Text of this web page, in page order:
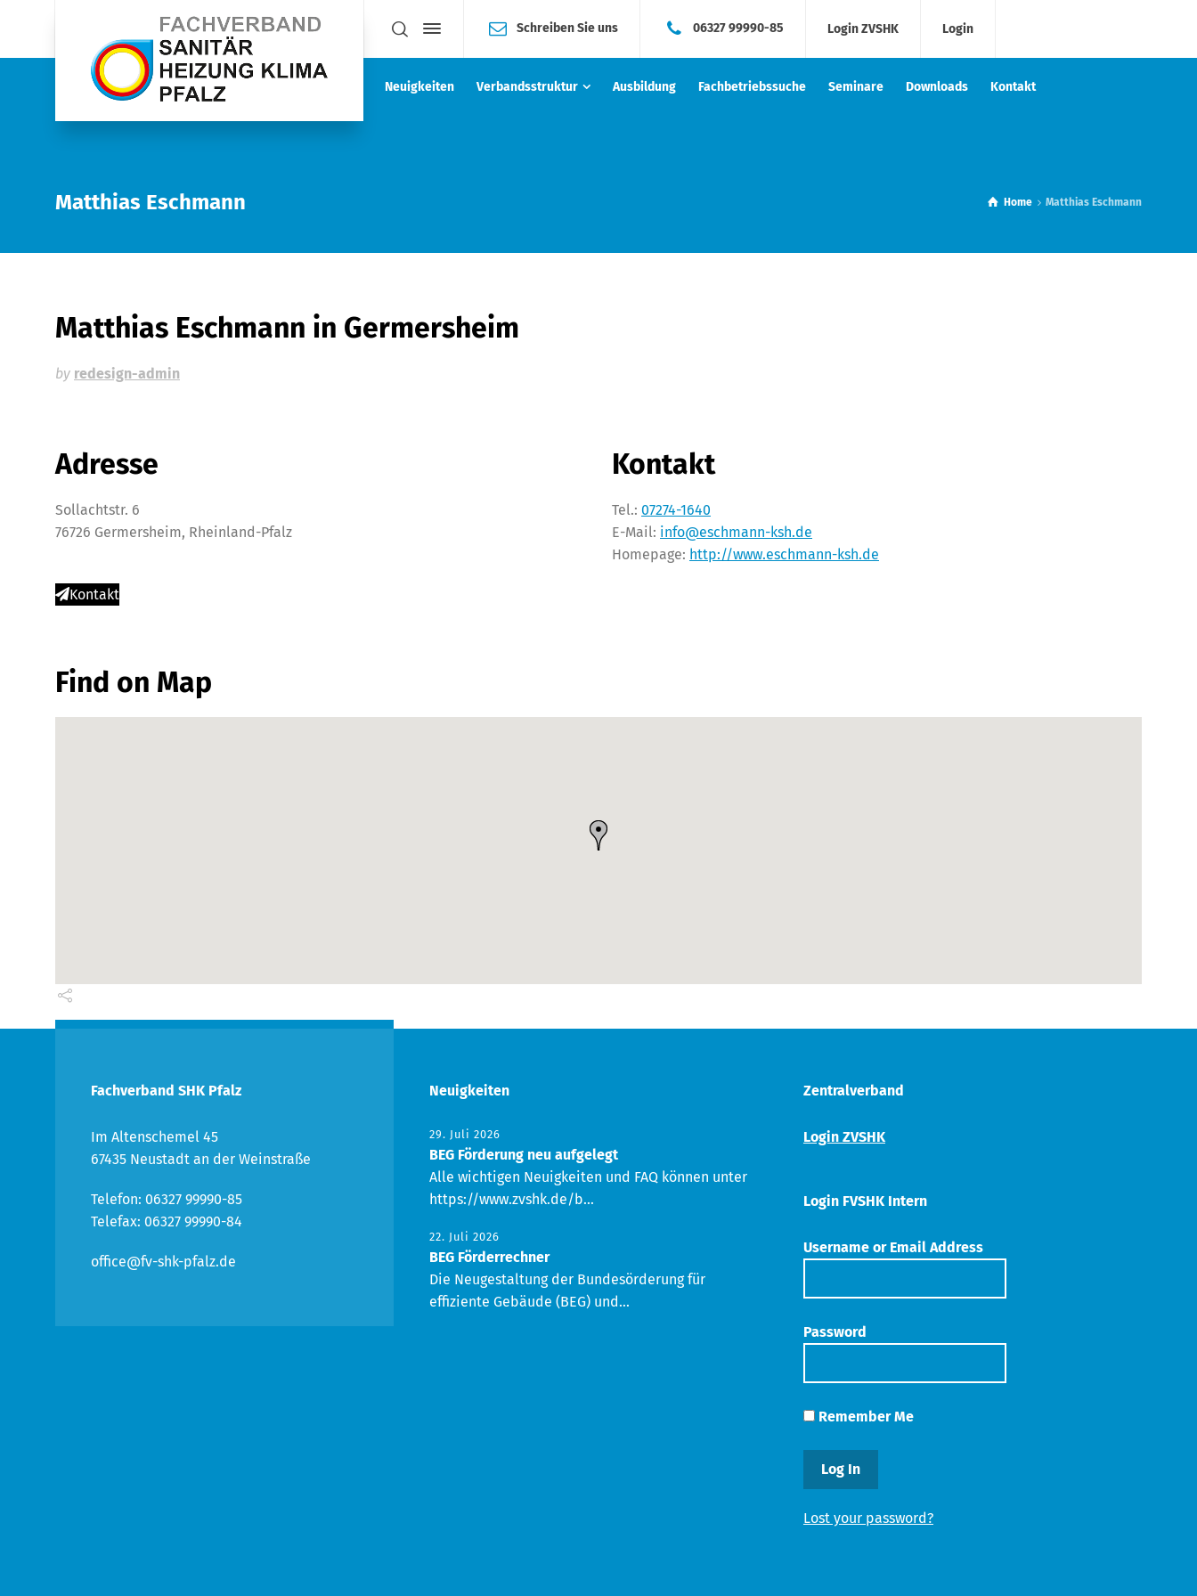
Schreiben Sie uns 06327 99990-85 Login ZVSHK Login
Neuigkeiten Verbandsstruktur Ausbildung Fachbetriebssuche Seminare Downloads Kontakt
Matthias Eschmann Home Matthias Eschmann
Matthias Eschmann in Germersheim
by redesign-admin
Adresse
Sollachtstr. 6
76726 Germersheim, Rheinland-Pfalz
Kontakt
Tel.: 07274-1640
E-Mail: info@eschmann-ksh.de
Homepage: http://www.eschmann-ksh.de
Kontakt
Find on Map
Fachverband SHK Pfalz
Im Altenschemel 45
67435 Neustadt an der Weinstraße
Telefon: 06327 99990-85
Telefax: 06327 99990-84
office@fv-shk-pfalz.de
Neuigkeiten
29. Juli 2026
BEG Förderung neu aufgelegt
Alle wichtigen Neuigkeiten und FAQ können unter
https://www.zvshk.de/b...
22. Juli 2026
BEG Förderrechner
Die Neugestaltung der Bundesörderung für
effiziente Gebäude (BEG) und...
Zentralverband
Login ZVSHK
Login FVSHK Intern
Username or Email Address
Password
Remember Me
Lost your password?